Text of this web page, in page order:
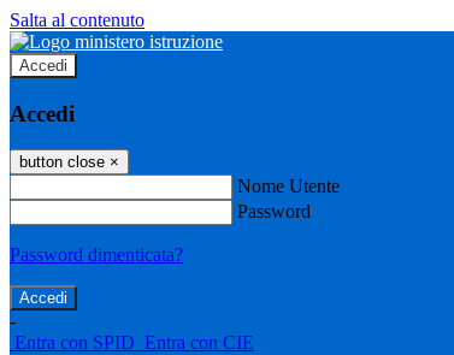
Salta al contenuto
Accedi
Accedi
button close ×
Nome Utente
Password
Password dimenticata?
-
Entra con SPID Entra con CIE